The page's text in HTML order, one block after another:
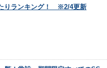
りランキング！ ※2/4更新